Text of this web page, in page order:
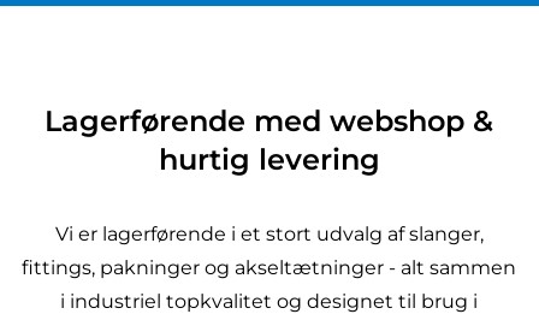
Lagerførende med webshop &
hurtig levering
Vi er lagerførende i et stort udvalg af slanger,
fittings, pakninger og akseltætninger - alt sammen
i industriel topkvalitet og designet til brug i